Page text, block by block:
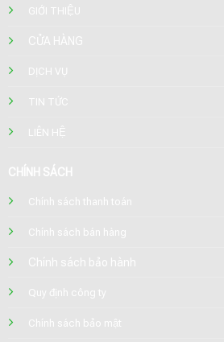
GIỚI THIỆU
CỬA HÀNG
DỊCH VỤ
TIN TỨC
LIÊN HỆ
CHÍNH SÁCH
Chính sách thanh toán
Chính sách bán hàng
Chính sách bảo hành
Quy định công ty
Chính sách bảo mật